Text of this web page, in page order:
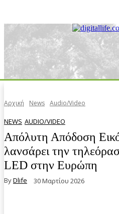
Αρχική News Audio/Video
NEWS AUDIO/VIDEO
Απόλυτη Απόδοση
λανσάρει την
LED στην Ευρώπη
ByDlife 30 Μαρτίου 2026